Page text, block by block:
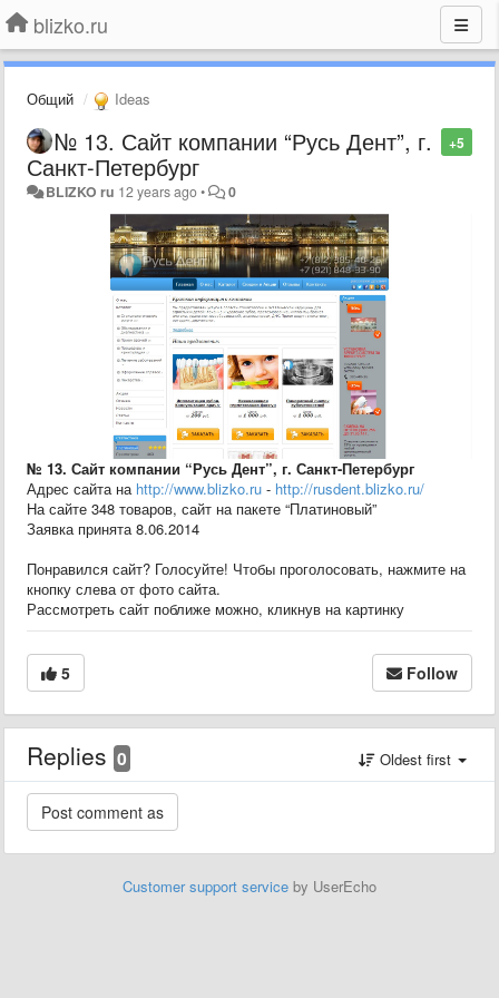
blizko.ru
Общий Ideas
+5
№ 13. Сайт компании “Русь Дент”, г.
Санкт-Петербург
BLIZKO ru 12 years ago• 0
№ 13. Сайт компании “Русь Дент”, г. Санкт-Петербург
Адрес сайта на http://www.blizko.ru - http://rusdent.blizko.ru/
На сайте 348 товаров, сайт на пакете “Платиновый”
Заявка принята 8.06.2014
Понравился сайт? Голосуйте! Чтобы проголосовать, нажмите на
кнопку слева от фото сайта.
Рассмотреть сайт поближе можно, кликнув на картинку
5 Follow
Replies 0 Oldest first
Customer support service by UserEcho